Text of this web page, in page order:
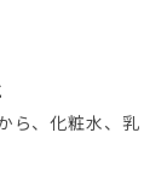
ら、化粧水、乳